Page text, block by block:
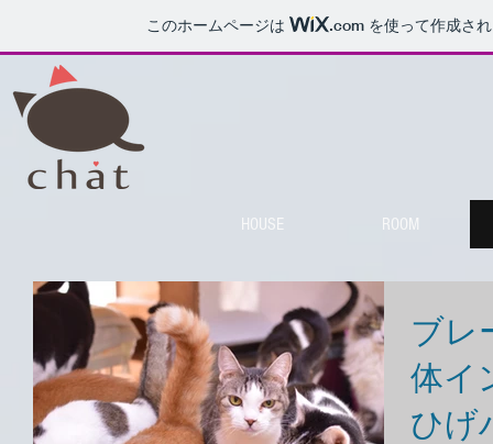
このホームページは .com を使って作成さ
HOUSE ROOM
ブレ
体イ
ひげ